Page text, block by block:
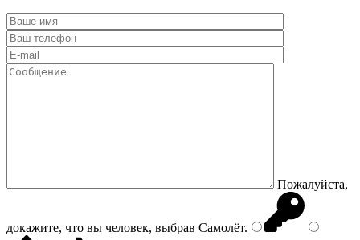
Пожалуйста,
докажите, что вы человек, выбрав Самолёт.